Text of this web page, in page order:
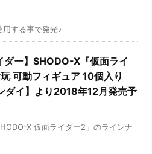
用する事で発光♪
ダー】SHODO-X『仮面ライ
可動フィギュア 10個入り
ダイ】より2018年12月発売予
X 仮面ライダー2」のラインナ